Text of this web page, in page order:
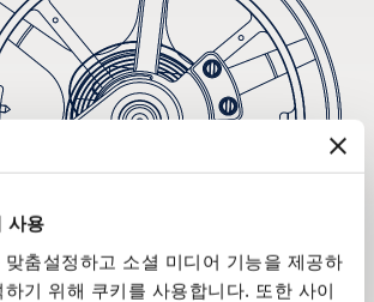
사용
춤설정하고 소셜 미디어 기능을 제공하
기 위해 쿠키를 사용합니다. 또한 사이